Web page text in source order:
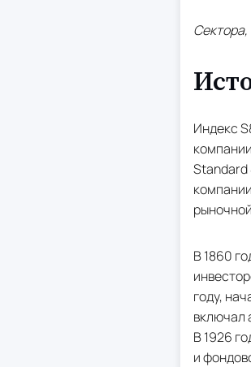
Индекс
Standard
В 1860
году,
включал
В 1926
и